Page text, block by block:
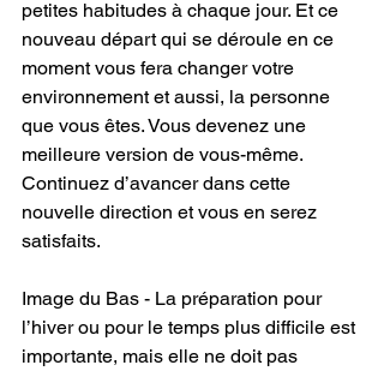
petites habitudes à chaque jour. Et ce
nouveau départ qui se déroule en ce
moment vous fera changer votre
environnement et aussi, la personne
que vous êtes. Vous devenez une
meilleure version de vous-même.
Continuez d’avancer dans cette
nouvelle direction et vous en serez
satisfaits.
Image du Bas - La préparation pour
l’hiver ou pour le temps plus difficile est
importante, mais elle ne doit pas